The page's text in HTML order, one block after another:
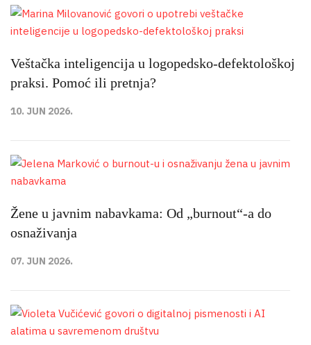
Veštačka inteligencija u logopedsko-defektološkoj
praksi. Pomoć ili pretnja?
10. JUN 2026.
Žene u javnim nabavkama: Od „burnout“-a do
osnaživanja
07. JUN 2026.